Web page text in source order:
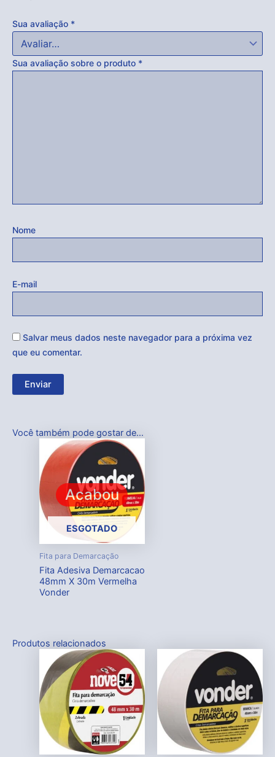
Sua avaliação *
Sua avaliação sobre o produto *
Nome
E-mail
Salvar meus dados neste navegador para a próxima vez
que eu comentar.
Você também pode gostar de…
Acabou
ESGOTADO
Fita para Demarcação
Fita Adesiva Demarcacao
48mm X 30m Vermelha
Vonder
Produtos relacionados